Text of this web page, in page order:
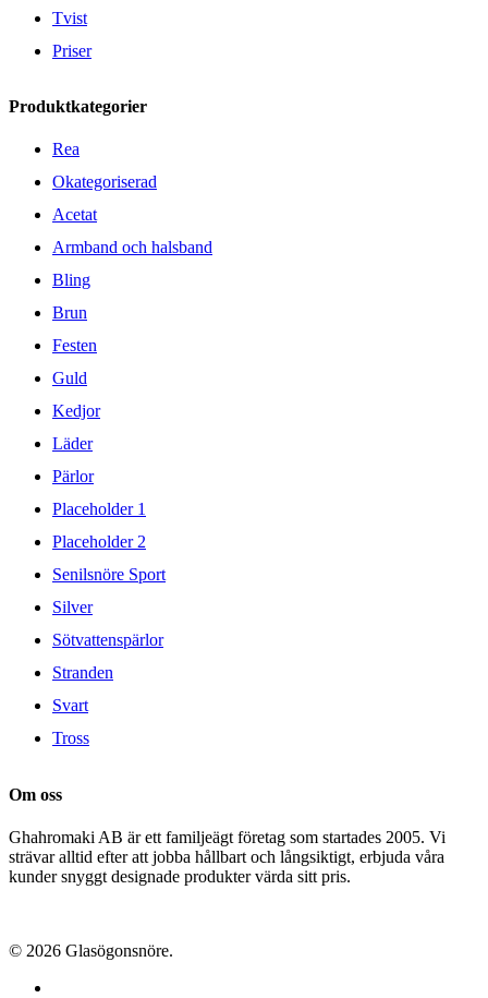
Tvist
Priser
Produktkategorier
Rea
Okategoriserad
Acetat
Armband och halsband
Bling
Brun
Festen
Guld
Kedjor
Läder
Pärlor
Placeholder 1
Placeholder 2
Senilsnöre Sport
Silver
Sötvattenspärlor
Stranden
Svart
Tross
Om oss
Ghahromaki AB är ett familjeägt företag som startades 2005. Vi
strävar alltid efter att jobba hållbart och långsiktigt, erbjuda våra
kunder snyggt designade produkter värda sitt pris.
© 2026 Glasögonsnöre.